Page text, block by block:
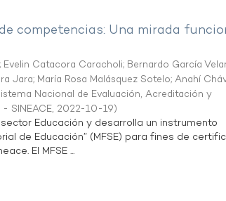
competencias: Una mirada
; Evelin Catacora Caracholi; Bernardo García
Jara; María Rosa Malásquez Sotelo;Anahí
Nacional de Evaluación, Acreditación y
SINEACE, 2022-10-19)
Educación y desarrolla un instrumento
de Educación” (MFSE) para fines de
El MFSE ...